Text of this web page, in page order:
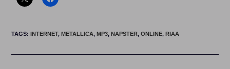
TAGS:INTERNET, METALLICA, MP3, NAPSTER, ONLINE, RIAA